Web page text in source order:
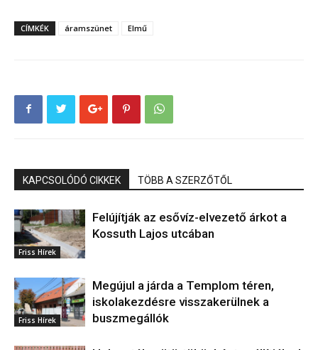
CÍMKÉK áramszünet Elmű
KAPCSOLÓDÓ CIKKEK TÖBB A SZERZŐTŐL
Friss Hírek
Felújítják az esővíz-elvezető árkot a
Kossuth Lajos utcában
Friss Hírek
Megújul a járda a Templom téren,
iskolakezdésre visszakerülnek a
buszmegállók